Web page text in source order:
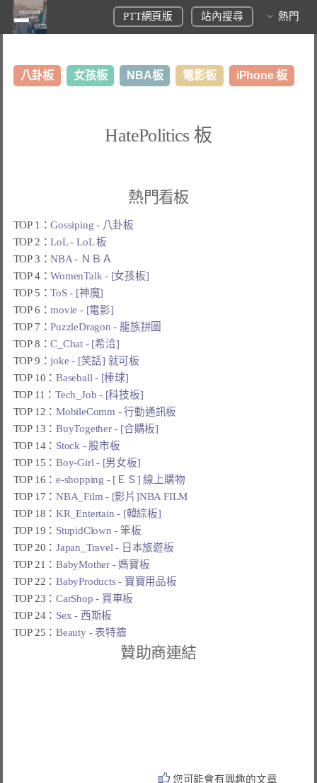
PTT網頁版 站內搜尋 熱門
八卦板 女孩板 NBA板 電影板 iPhone 板
HatePolitics 板
熱門看板
TOP 1：Gossiping - 八卦板
TOP 2：LoL - LoL 板
TOP 3：NBA - ＮＢＡ
TOP 4：WomenTalk - [女孩板]
TOP 5：ToS - [神魔]
TOP 6：movie - [電影]
TOP 7：PuzzleDragon - 龍族拼圖
TOP 8：C_Chat - [希洽]
TOP 9：joke - [笑話] 就可板
TOP 10：Baseball - [棒球]
TOP 11：Tech_Job - [科技板]
TOP 12：MobileComm - 行動通訊板
TOP 13：BuyTogether - [合購板]
TOP 14： Stock - 股市板
TOP 15：Boy-Girl - [男女板]
TOP 16：e-shopping - [ＥＳ] 線上購物
TOP 17：NBA_Film - [影片]NBA FILM
TOP 18：KR_Entertain - [韓綜板]
TOP 19： StupidClown - 笨板
TOP 20：Japan_Travel - 日本旅遊板
TOP 21：BabyMother - 媽寶板
TOP 22：BabyProducts - 寶寶用品板
TOP 23：CarShop - 買車板
TOP 24： Sex - 西斯板
TOP 25：Beauty - 表特牆
贊助商連結
您可能會有興趣的文章